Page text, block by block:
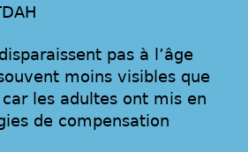
pas à l’âge
moins visibles que
les adultes ont mis en
de compensation